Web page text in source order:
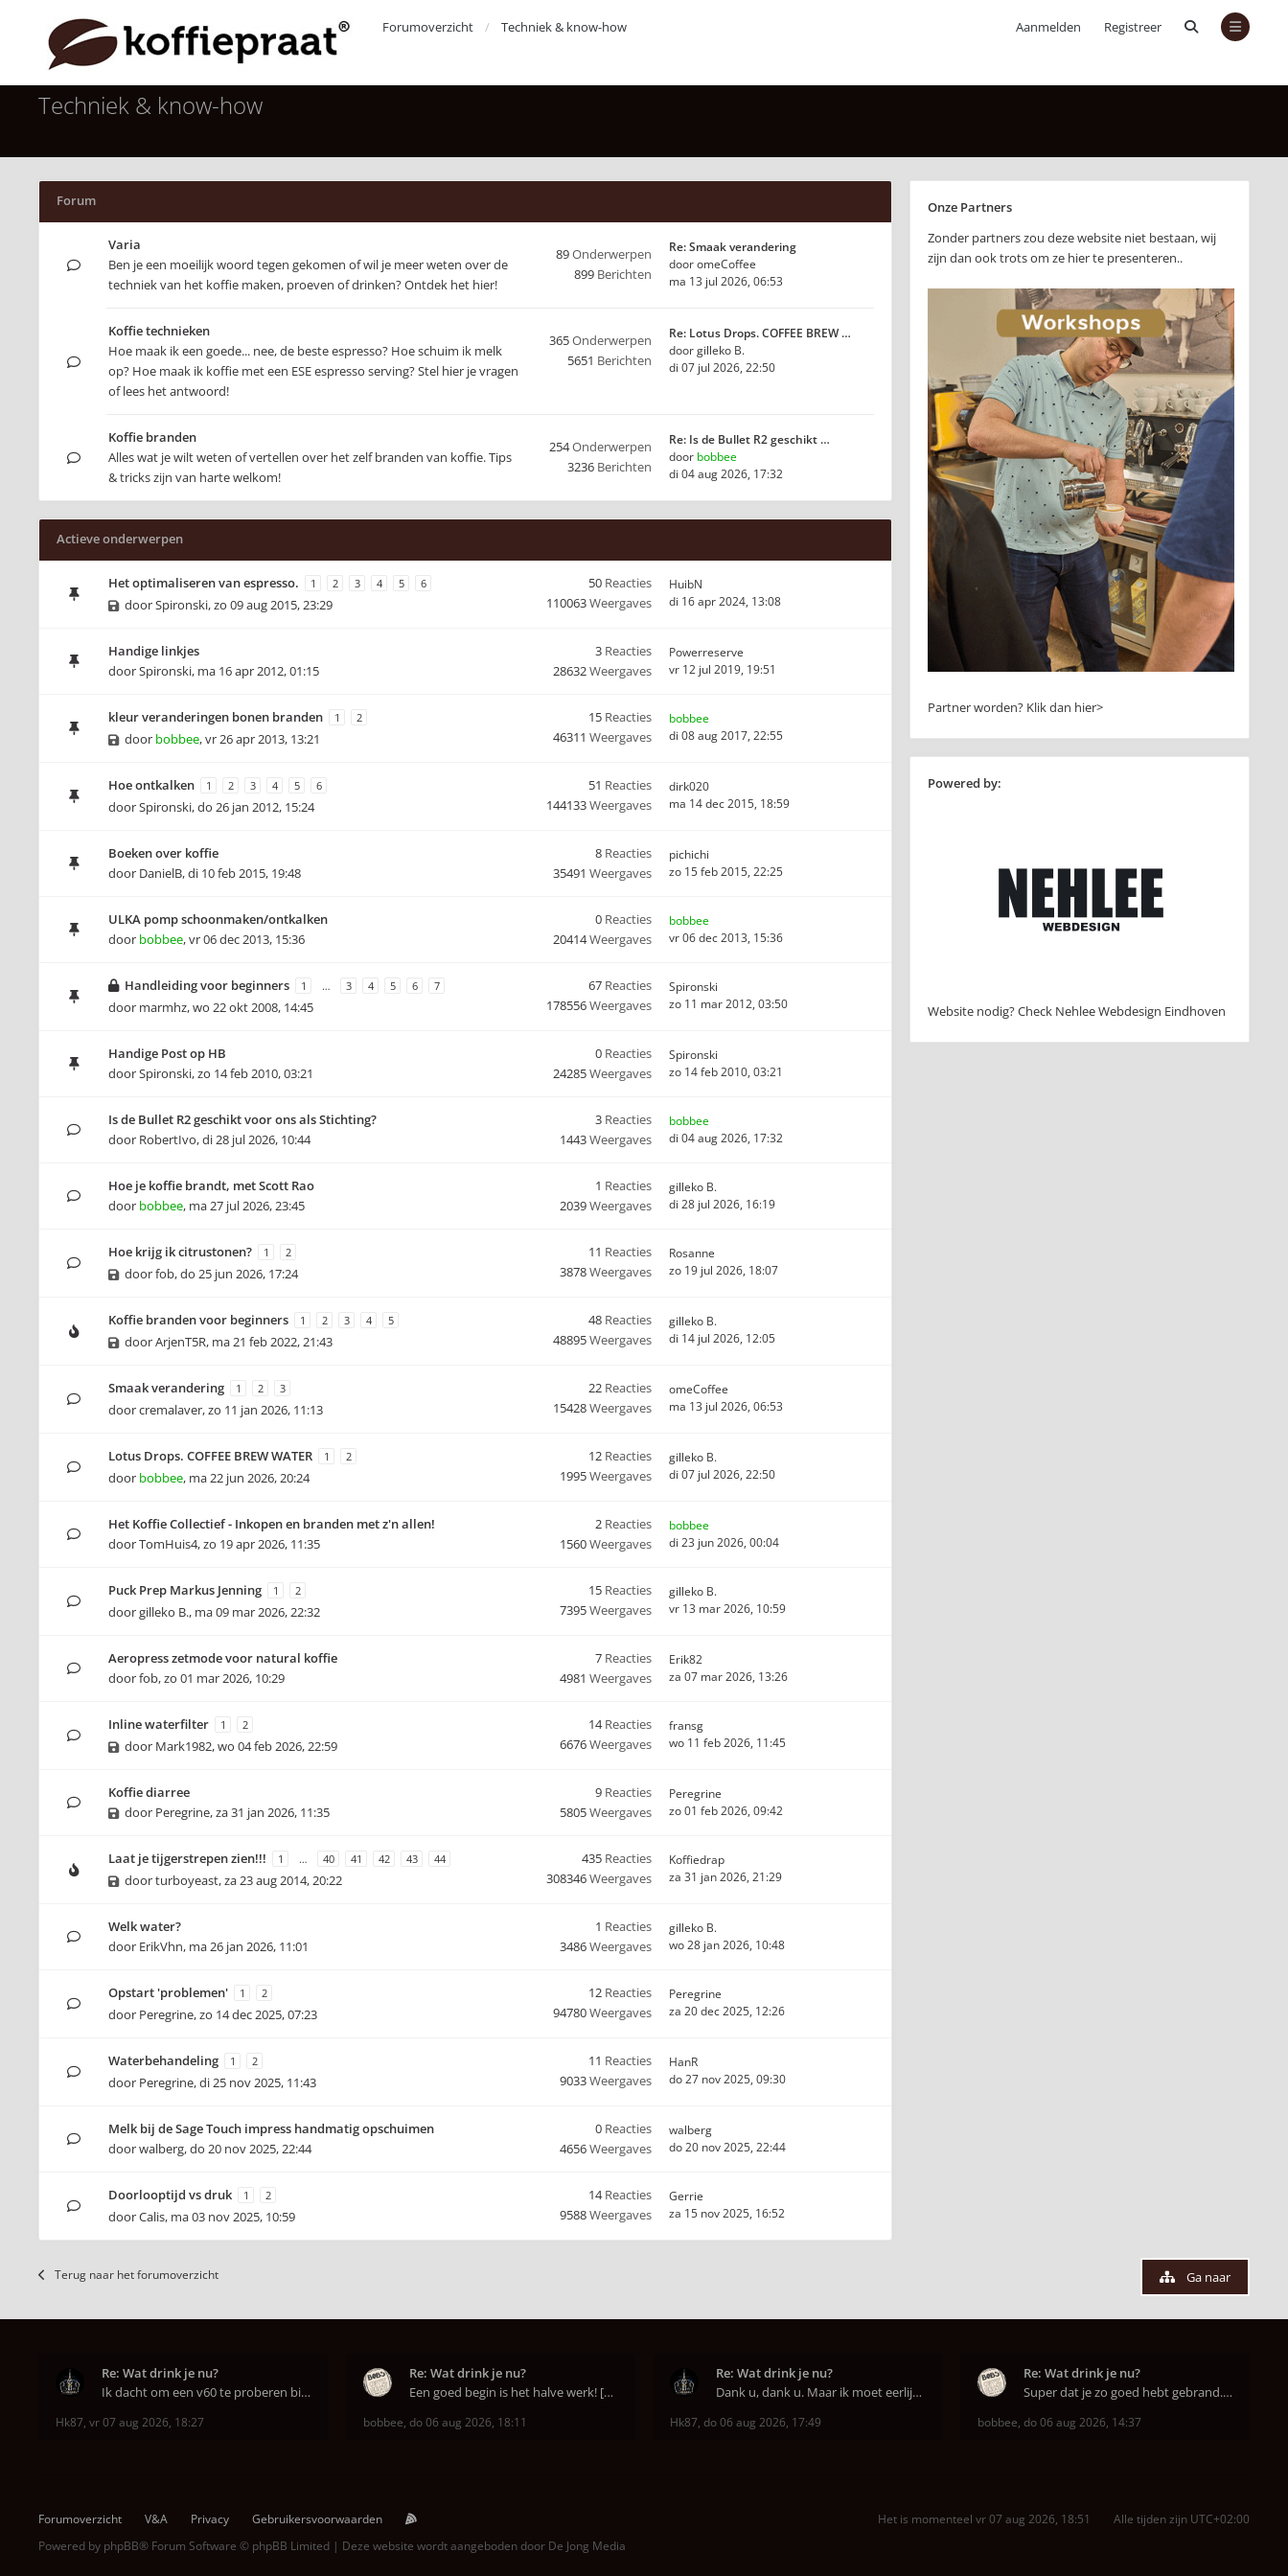
Aanmelden Registreer
Forumoverzicht Techniek & know-how
Techniek & know-how
Forum
Varia
Ben je een moeilijk woord tegen gekomen of wil je meer weten over de
techniek van het koffie maken, proeven of drinken? Ontdek het hier!
89Onderwerpen
899 Berichten
Re: Smaak verandering
dooromeCoffee
ma 13 jul 2026, 06:53
Koffie technieken
Hoe maak ik een goede... nee, de beste espresso? Hoe schuim ik melk
op? Hoe maak ik koffie met een ESE espresso serving? Stel hier je vragen
of lees het antwoord!
365Onderwerpen
5651 Berichten
Re: Lotus Drops. COFFEE BREW …
doorgilleko B.
di 07 jul 2026, 22:50
Koffie branden
Alles wat je wilt weten of vertellen over het zelf branden van koffie. Tips
& tricks zijn van harte welkom!
254Onderwerpen
3236 Berichten
Re: Is de Bullet R2 geschikt …
door bobbee
di 04 aug 2026, 17:32
Actieve onderwerpen
Het optimaliseren van espresso. 1 2 3 4 5 6
doorSpironski,zo 09 aug 2015, 23:29
50 Reacties
110063Weergaves
HuibN
di 16 apr 2024, 13:08
Handige linkjes
doorSpironski, ma 16 apr 2012, 01:15
3 Reacties
28632Weergaves
Powerreserve
vr 12 jul 2019, 19:51
kleur veranderingen bonen branden 1 2
door bobbee,vr 26 apr 2013, 13:21
15 Reacties
46311 Weergaves
bobbee
di 08 aug 2017, 22:55
Hoe ontkalken 1 2 3 4 5 6
doorSpironski,do 26 jan 2012, 15:24
51 Reacties
144133Weergaves
dirk020
ma 14 dec 2015, 18:59
Boeken over koffie
door DanielB,di 10 feb 2015, 19:48
8 Reacties
35491 Weergaves
pichichi
zo 15 feb 2015, 22:25
ULKA pomp schoonmaken/ontkalken
door bobbee,vr 06 dec 2013, 15:36
0 Reacties
20414Weergaves
bobbee
vr 06 dec 2013, 15:36
Handleiding voor beginners 1 … 3 4 5 6 7
door marmhz,wo 22 okt 2008, 14:45
67 Reacties
178556Weergaves
Spironski
zo 11 mar 2012, 03:50
Handige Post op HB
doorSpironski,zo 14 feb 2010, 03:21
0 Reacties
24285Weergaves
Spironski
zo 14 feb 2010, 03:21
Is de Bullet R2 geschikt voor ons als Stichting?
door RobertIvo,di 28 jul 2026, 10:44
3 Reacties
1443Weergaves
bobbee
di 04 aug 2026, 17:32
Hoe je koffie brandt, met Scott Rao
door bobbee, ma 27 jul 2026, 23:45
1 Reacties
2039Weergaves
gilleko B.
di 28 jul 2026, 16:19
Hoe krijg ik citrustonen? 1 2
doorfob,do 25 jun 2026, 17:24
11 Reacties
3878Weergaves
Rosanne
zo 19 jul 2026, 18:07
Koffie branden voor beginners 1 2 3 4 5
doorArjenT5R, ma 21 feb 2022, 21:43
48 Reacties
48895Weergaves
gilleko B.
di 14 jul 2026, 12:05
Smaak verandering 1 2 3
doorcremalaver,zo 11 jan 2026, 11:13
22 Reacties
15428Weergaves
omeCoffee
ma 13 jul 2026, 06:53
Lotus Drops. COFFEE BREW WATER 1 2
door bobbee, ma 22 jun 2026, 20:24
12 Reacties
1995Weergaves
gilleko B.
di 07 jul 2026, 22:50
Het Koffie Collectief - Inkopen en branden met z'n allen!
doorTomHuis4,zo 19 apr 2026, 11:35
2 Reacties
1560Weergaves
bobbee
di 23 jun 2026, 00:04
Puck Prep Markus Jenning 1 2
doorgilleko B., ma 09 mar 2026, 22:32
15 Reacties
7395Weergaves
gilleko B.
vr 13 mar 2026, 10:59
Aeropress zetmode voor natural koffie
doorfob,zo 01 mar 2026, 10:29
7 Reacties
4981 Weergaves
Erik82
za 07 mar 2026, 13:26
Inline waterfilter 1 2
door Mark1982,wo 04 feb 2026, 22:59
14Reacties
6676Weergaves
fransg
wo 11 feb 2026, 11:45
Koffie diarree
door Peregrine,za 31 jan 2026, 11:35
9 Reacties
5805Weergaves
Peregrine
zo 01 feb 2026, 09:42
Laat je tijgerstrepen zien!!! 1 … 40 41 42 43 44
doorturboyeast,za 23 aug 2014, 20:22
435 Reacties
308346Weergaves
Koffiedrap
za 31 jan 2026, 21:29
Welk water?
door ErikVhn, ma 26 jan 2026, 11:01
1 Reacties
3486Weergaves
gilleko B.
wo 28 jan 2026, 10:48
Opstart 'problemen' 1 2
door Peregrine,zo 14 dec 2025, 07:23
12 Reacties
94780Weergaves
Peregrine
za 20 dec 2025, 12:26
Waterbehandeling 1 2
door Peregrine,di 25 nov 2025, 11:43
11 Reacties
9033Weergaves
HanR
do 27 nov 2025, 09:30
Melk bij de Sage Touch impress handmatig opschuimen
doorwalberg,do 20 nov 2025, 22:44
0 Reacties
4656Weergaves
walberg
do 20 nov 2025, 22:44
Doorlooptijd vs druk 1 2
doorCalis, ma 03 nov 2025, 10:59
14Reacties
9588Weergaves
Gerrie
za 15 nov 2025, 16:52
Onze Partners
Zonder partners zou deze website niet bestaan, wij
zijn dan ook trots om ze hier te presenteren..
Partner worden? Klik dan hier>
Powered by:
Website nodig? Check Nehlee Webdesign Eindhoven
Terug naar het forumoverzicht Ga naar
Re: Wat drink je nu?
Ik dacht om een v60 te proberen bij DAK in Amsterd
Hk87, vr 07 aug 2026, 18:27
Re: Wat drink je nu?
Een goed begin is het halve werk! [emoji6]
bobbee, do 06 aug 2026, 18:11
Re: Wat drink je nu?
Dank u, dank u. Maar ik moet eerlijk bekennen da
Hk87, do 06 aug 2026, 17:49
Re: Wat drink je nu?
Super dat je zo goed hebt gebrand. Gefeliciteerd!
bobbee, do 06 aug 2026, 14:37
Forumoverzicht V&A Privacy Gebruikersvoorwaarden Alle tijden zijn UTC+02:00
Het is momenteel vr 07 aug 2026, 18:51
Powered by phpBB® Forum Software © phpBB Limited | Deze website wordt aangeboden door De Jong Media